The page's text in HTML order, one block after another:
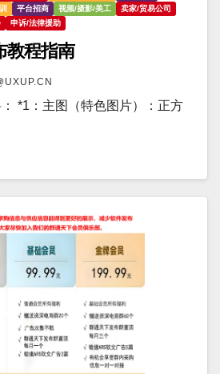
平台招商 视频/摄影/美工
卖家/贸易公司
申诉/法律援助
布教程指南
*1：主图（特色图片）：正方